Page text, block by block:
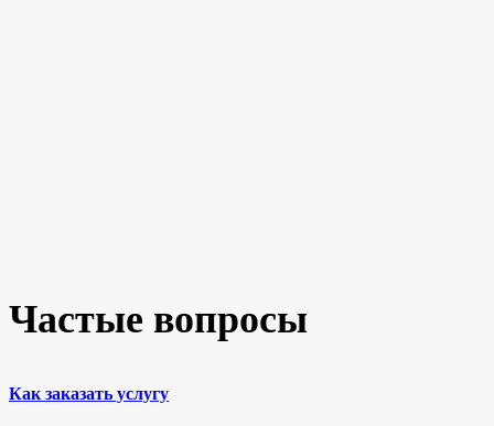
Частые вопросы
Как заказать услугу